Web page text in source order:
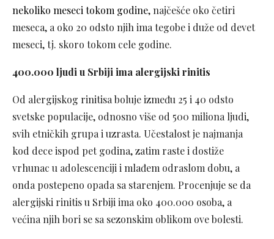
nekoliko meseci tokom godine, najčešće oko četiri
meseca, a oko 20 odsto njih ima tegobe i duže od devet
meseci, tj. skoro tokom cele godine.
400.000 ljudi u Srbiji ima alergijski rinitis
Od alergijskog rinitisa boluje između 25 i 40 odsto
svetske populacije, odnosno više od 500 miliona ljudi,
svih etničkih grupa i uzrasta. Učestalost je najmanja
kod dece ispod pet godina, zatim raste i dostiže
vrhunac u adolescenciji i mlađem odraslom dobu, a
onda postepeno opada sa starenjem. Procenjuje se da
alergijski rinitis u Srbiji ima oko 400.000 osoba, a
većina njih bori se sa sezonskim oblikom ove bolesti.